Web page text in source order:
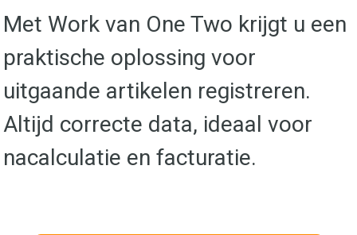
Met Work van One Two krijgt u een
praktische oplossing voor
uitgaande artikelen registreren.
Altijd correcte data, ideaal voor
nacalculatie en facturatie.